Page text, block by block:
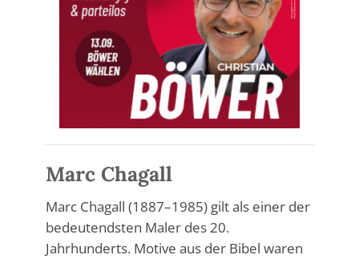
Marc Chagall
Marc Chagall (1887–1985) gilt als einer der
bedeutendsten Maler des 20.
Jahrhunderts. Motive aus der Bibel waren